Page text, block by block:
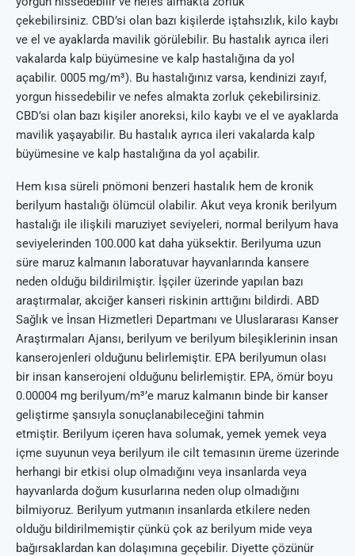
çekebilirsiniz. CBD’si olan bazı kişilerde iştahsızlık, kilo kaybı
ve el ve ayaklarda mavilik görülebilir. Bu hastalık ayrıca ileri
vakalarda kalp büyümesine ve kalp hastalığına da yol
açabilir. 0005 mg/m³). Bu hastalığınız varsa, kendinizi zayıf,
yorgun hissedebilir ve nefes almakta zorluk çekebilirsiniz.
CBD’si olan bazı kişiler anoreksi, kilo kaybı ve el ve ayaklarda
mavilik yaşayabilir. Bu hastalık ayrıca ileri vakalarda kalp
büyümesine ve kalp hastalığına da yol açabilir.
Hem kısa süreli pnömoni benzeri hastalık hem de kronik
berilyum hastalığı ölümcül olabilir. Akut veya kronik berilyum
hastalığı ile ilişkili maruziyet seviyeleri, normal berilyum hava
seviyelerinden 100.000 kat daha yüksektir. Berilyuma uzun
süre maruz kalmanın laboratuvar hayvanlarında kansere
neden olduğu bildirilmiştir. İşçiler üzerinde yapılan bazı
araştırmalar, akciğer kanseri riskinin arttığını bildirdi. ABD
Sağlık ve İnsan Hizmetleri Departmanı ve Uluslararası Kanser
Araştırmaları Ajansı, berilyum ve berilyum bileşiklerinin insan
kanserojenleri olduğunu belirlemiştir. EPA berilyumun olası
bir insan kanserojeni olduğunu belirlemiştir. EPA, ömür boyu
0.00004 mg berilyum/m³’e maruz kalmanın binde bir kanser
geliştirme şansıyla sonuçlanabileceğini tahmin
etmiştir. Berilyum içeren hava solumak, yemek yemek veya
içme suyunun veya berilyum ile cilt temasının üreme üzerinde
herhangi bir etkisi olup olmadığını veya insanlarda veya
hayvanlarda doğum kusurlarına neden olup olmadığını
bilmiyoruz. Berilyum yutmanın insanlarda etkilere neden
olduğu bildirilmemiştir çünkü çok az berilyum mide veya
bağırsaklardan kan dolaşımına geçebilir. Diyette çözünür